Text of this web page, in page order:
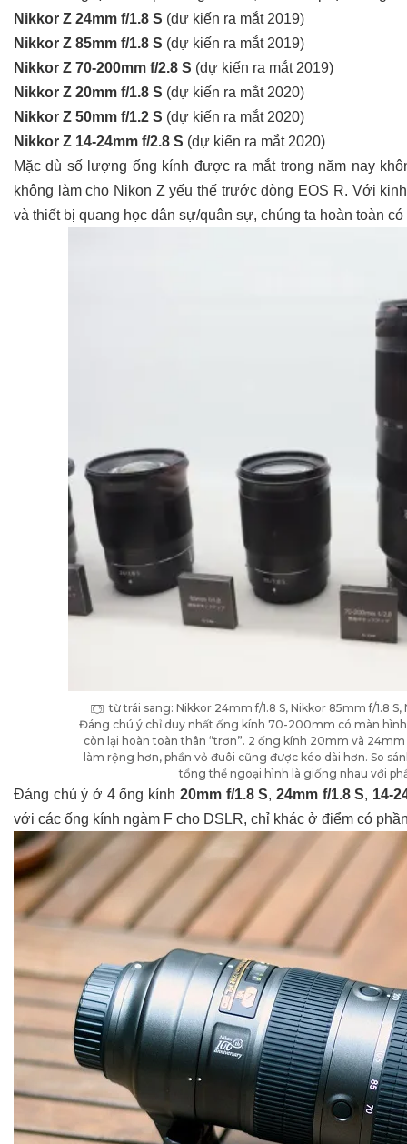
Nikkor Z 24mm f/1.8 S (dự kiến ra mắt 2019)
Nikkor Z 85mm f/1.8 S (dự kiến ra mắt 2019)
Nikkor Z 70-200mm f/2.8 S (dự kiến ra mắt 2019)
Nikkor Z 20mm f/1.8 S (dự kiến ra mắt 2020)
Nikkor Z 50mm f/1.2 S (dự kiến ra mắt 2020)
Nikkor Z 14-24mm f/2.8 S (dự kiến ra mắt 2020)
Mặc dù số lượng ống kính được ra mắt trong năm nay
không làm cho Nikon Z yếu thế trước dòng EOS R. Với
và thiết bị quang học dân sự/quân sự, chúng ta hoàn toàn
từ trái sang: Nikkor 24mm f/1.8 S, Nikkor 85mm f/1.8
Đáng chú ý chỉ duy nhất ống kính 70-200mm có màn
còn lại hoàn toàn thân “trơn”. 2 ống kính 20mm và
làm rộng hơn, phần vỏ đuôi cũng được kéo dài hơn. So
tổng thể ngoại hình là giống nhau với
Đáng chú ý ở 4 ống kính 20mm f/1.8 S, 24mm f/1.8 S, 14-
với các ống kính ngàm F cho DSLR, chỉ khác ở điểm có